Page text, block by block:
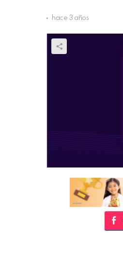
hace 3 años